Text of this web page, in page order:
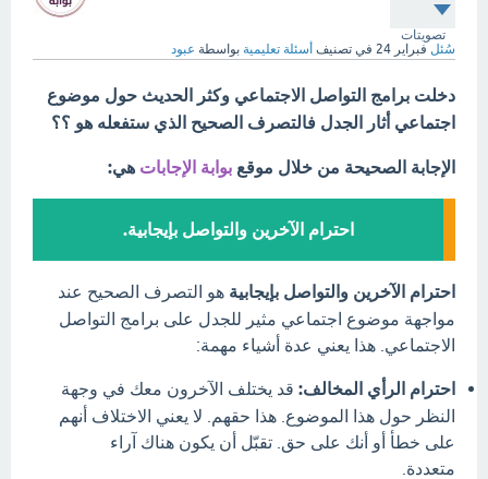
تصويتات
سُئل فبراير 24 في تصنيف أسئلة تعليمية بواسطة عبود
دخلت برامج التواصل الاجتماعي وكثر الحديث حول موضوع
اجتماعي أثار الجدل فالتصرف الصحيح الذي ستفعله هو ؟؟
الإجابة الصحيحة من خلال موقع بوابة الإجابات هي:
احترام الآخرين والتواصل بإيجابية.
احترام الآخرين والتواصل بإيجابية هو التصرف الصحيح عند
مواجهة موضوع اجتماعي مثير للجدل على برامج التواصل
الاجتماعي. هذا يعني عدة أشياء مهمة:
احترام الرأي المخالف: قد يختلف الآخرون معك في وجهة
النظر حول هذا الموضوع. هذا حقهم. لا يعني الاختلاف أنهم
على خطأ أو أنك على حق. تقبّل أن يكون هناك آراء
متعددة.